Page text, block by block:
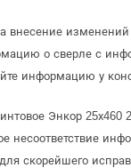
внесение
о сверле с
информацию у
Энкор
несоответствие
скорейшего